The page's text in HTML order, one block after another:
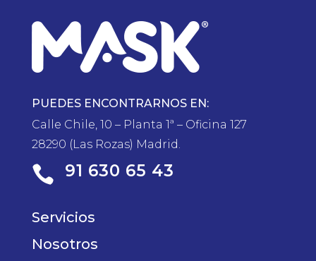
PUEDES ENCONTRARNOS EN:
Calle Chile, 10 – Planta 1ª – Oficina 127
28290 (Las Rozas) Madrid.
 91 630 65 43
Servicios
Nosotros